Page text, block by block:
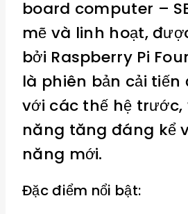
board computer –
mẽ và linh hoạt,
bởi Raspberry Pi
là phiên bản cải tiến
với các thế hệ trước,
năng tăng đáng kể
năng mới.
Đặc điểm nổi bật: